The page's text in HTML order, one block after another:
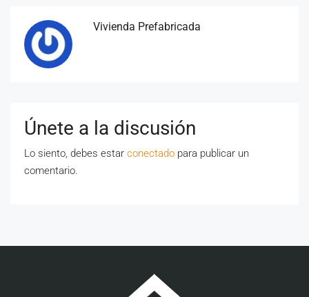
Vivienda Prefabricada
Únete a la discusión
Lo siento, debes estar conectado para publicar un
comentario.